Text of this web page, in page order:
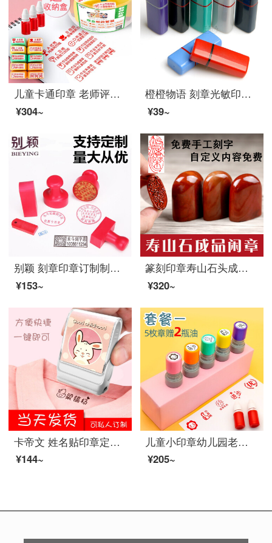
儿童卡通印章 老师评语奖励小印章幼儿园小学生老师鼓励印章教学奖励印章你真棒教师用批改 批改作业套装（10只装+5只油）
¥304~
橙橙物语 刻章光敏印章定制 姓名章名字印章私章长方形自动出油小扁印章 个人名字章签名章制作
¥39~
别颖 刻章印章订制制作 刻字定做 姓名电话私章长方形椭圆 圆形40mm实习章单位章 橡胶印泥章印印章
¥153~
篆刻印章寿山石头成品闲章书法书画藏书姓名手工篆刻制作章料印石
¥320~
卡帝文 姓名贴印章定制幼儿园名字贴姓名印章儿童防水衣服印章宝宝名字印章 樱花粉
¥144~
儿童小印章幼儿园老师评语奖励盖章卡通可爱表扬鼓励小学生教师用红花宝宝奖章 套餐一(五个章送二瓶油)
¥205~